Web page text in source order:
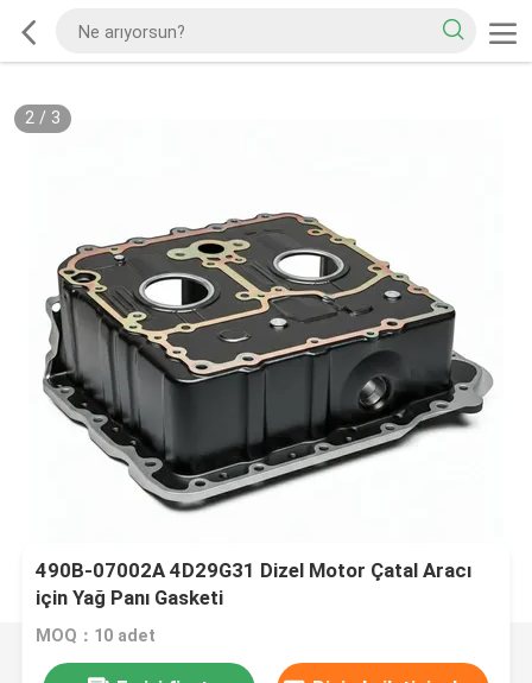
2/ 3
490B-07002A 4D29G31 Dizel Motor Çatal Aracı
için Yağ Panı Gasketi
MOQ：10 adet